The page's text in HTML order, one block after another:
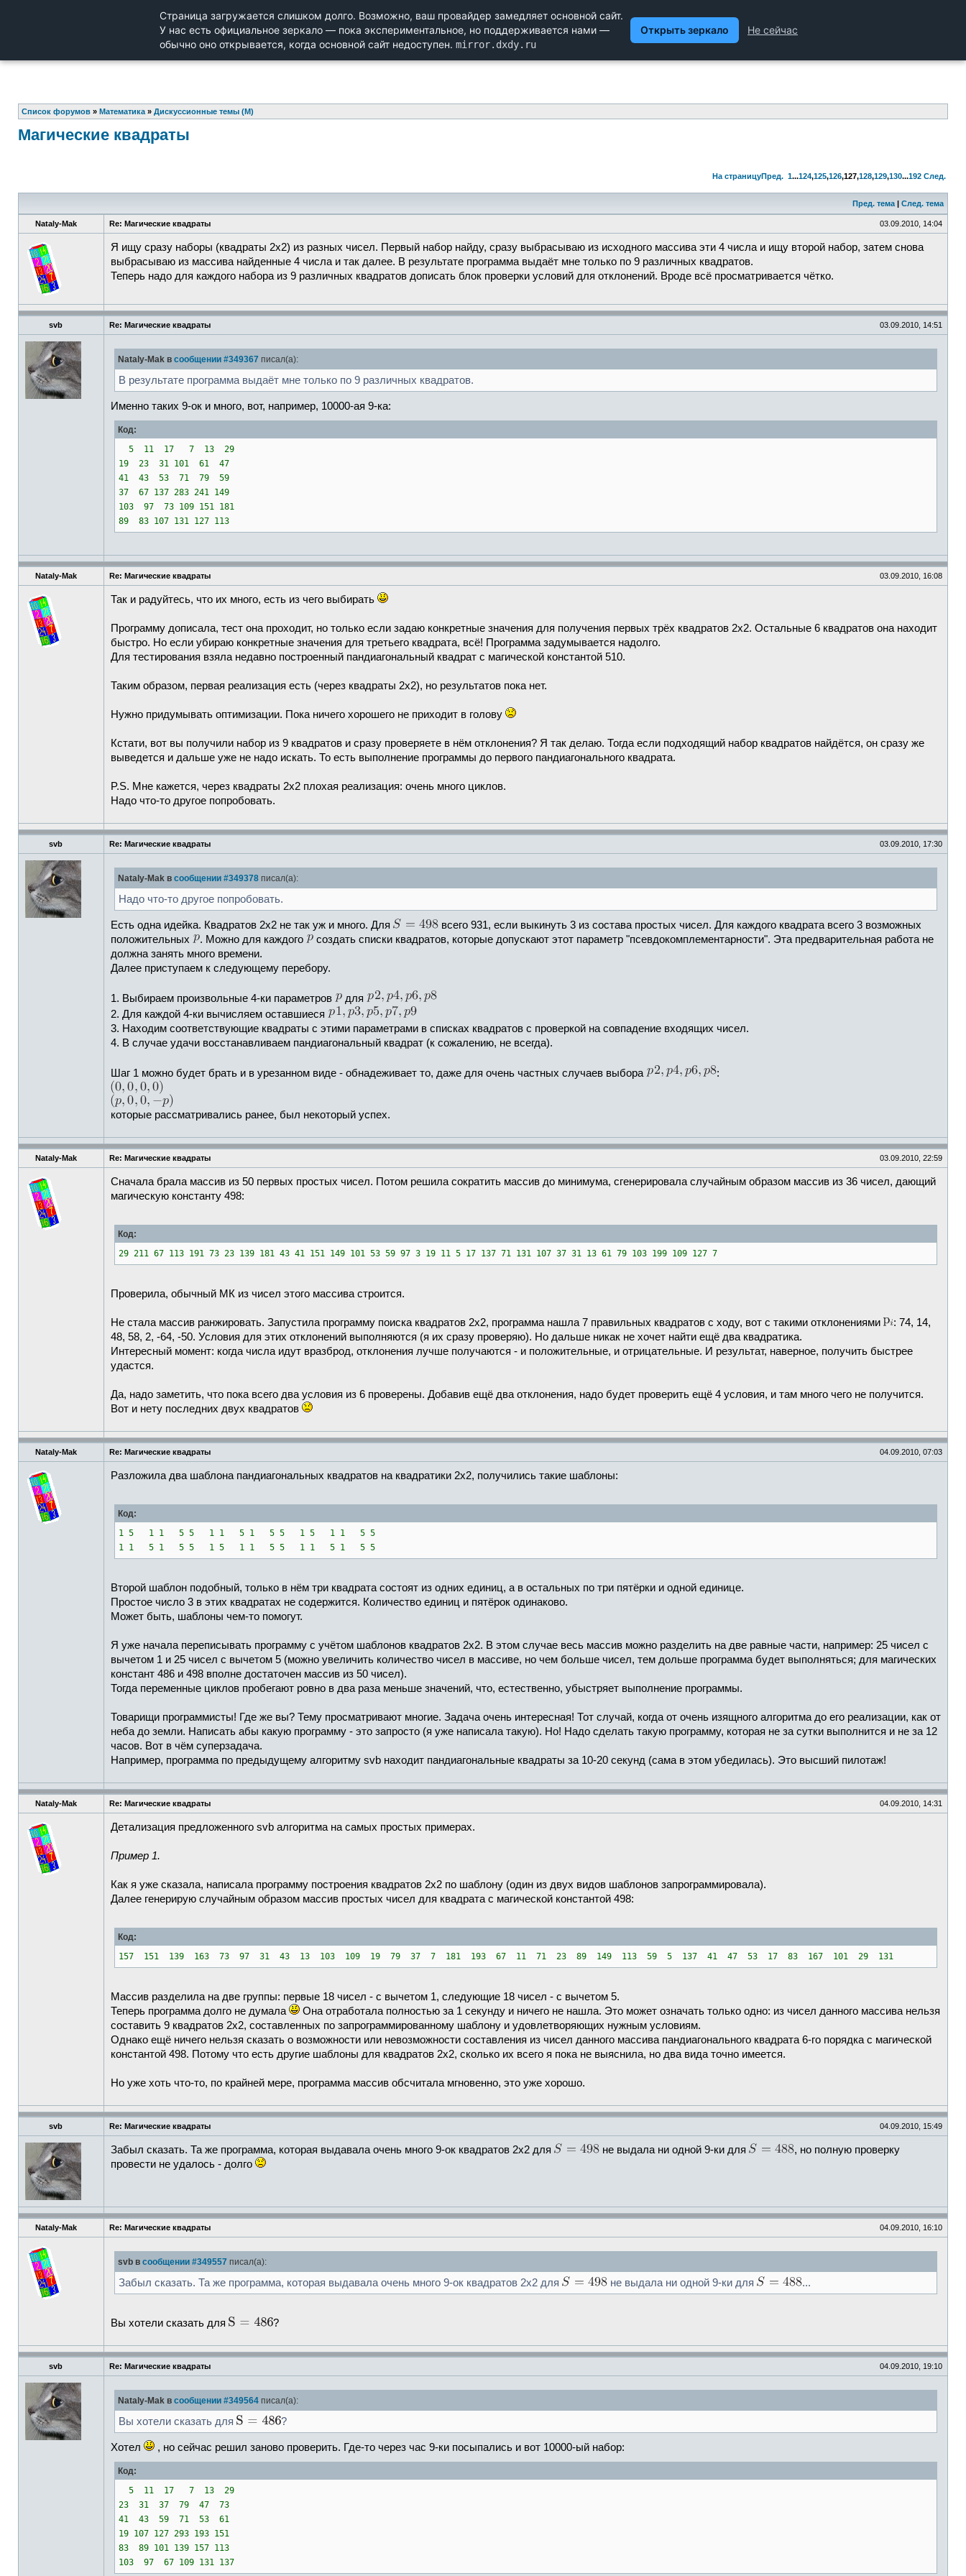
Научный форум dxdy
Математика, Физика, Computer Science, Machine Learning, LaTeX, Механика и Техника, Химия,
Биология и Медицина, Экономика и Финансовая Математика, Гуманитарные науки
Список форумов » Математика » Дискуссионные темы (М)
Магические квадраты
На страницуПред. 1...124,125,126,127,128,129,130...192 След.
Пред. тема | След. тема
Nataly-Mak Re: Магические квадраты 03.09.2010, 14:04
Я ищу сразу наборы (квадраты 2х2) из разных чисел. Первый набор найду, сразу выбрасываю из исходного массива эти 4 числа и ищу второй набор, затем снова
выбрасываю из массива найденные 4 числа и так далее. В результате программа выдаёт мне только по 9 различных квадратов.
Теперь надо для каждого набора из 9 различных квадратов дописать блок проверки условий для отклонений. Вроде всё просматривается чётко.
svb Re: Магические квадраты 03.09.2010, 14:51
Nataly-Mak в сообщении #349367 писал(а):
В результате программа выдаёт мне только по 9 различных квадратов.
Именно таких 9-ок и много, вот, например, 10000-ая 9-ка:
Код:
5 11 17 7 13 29
19 23 31 101 61 47
41 43 53 71 79 59
37 67 137 283 241 149
103 97 73 109 151 181
89 83 107 131 127 113
Nataly-Mak Re: Магические квадраты 03.09.2010, 16:08
Так и радуйтесь, что их много, есть из чего выбирать
Программу дописала, тест она проходит, но только если задаю конкретные значения для получения первых трёх квадратов 2х2. Остальные 6 квадратов она находит
быстро. Но если убираю конкретные значения для третьего квадрата, всё! Программа задумывается надолго.
Для тестирования взяла недавно построенный пандиагональный квадрат с магической константой 510.
Таким образом, первая реализация есть (через квадраты 2х2), но результатов пока нет.
Нужно придумывать оптимизации. Пока ничего хорошего не приходит в голову
Кстати, вот вы получили набор из 9 квадратов и сразу проверяете в нём отклонения? Я так делаю. Тогда если подходящий набор квадратов найдётся, он сразу же
выведется и дальше уже не надо искать. То есть выполнение программы до первого пандиагонального квадрата.
P.S. Мне кажется, через квадраты 2х2 плохая реализация: очень много циклов.
Надо что-то другое попробовать.
svb Re: Магические квадраты 03.09.2010, 17:30
Nataly-Mak в сообщении #349378 писал(а):
Надо что-то другое попробовать.
Есть одна идейка. Квадратов 2х2 не так уж и много. Для
всего 931, если выкинуть 3 из состава простых чисел. Для каждого квадрата всего 3 возможных
положительных
. Можно для каждого
создать списки квадратов, которые допускают этот параметр "псевдокомплементарности". Эта предварительная работа не
должна занять много времени.
Далее приступаем к следующему перебору.
1. Выбираем произвольные 4-ки параметров
для
2. Для каждой 4-ки вычисляем оставшиеся
3. Находим соответствующие квадраты с этими параметрами в списках квадратов с проверкой на совпадение входящих чисел.
4. В случае удачи восстанавливаем пандиагональный квадрат (к сожалению, не всегда).
Шаг 1 можно будет брать и в урезанном виде - обнадеживает то, даже для очень частных случаев выбора :
которые рассматривались ранее, был некоторый успех.
Nataly-Mak Re: Магические квадраты 03.09.2010, 22:59
Сначала брала массив из 50 первых простых чисел. Потом решила сократить массив до минимума, сгенерировала случайным образом массив из 36 чисел, дающий
магическую константу 498:
Код:
29 211 67 113 191 73 23 139 181 43 41 151 149 101 53 59 97 3 19 11 5 17 137 71 131 107 37 31 13 61 79 103 199 109 127 7
Проверила, обычный МК из чисел этого массива строится.
Не стала массив ранжировать. Запустила программу поиска квадратов 2х2, программа нашла 7 правильных квадратов с ходу, вот с такими отклонениями
: 74, 14,
48, 58, 2, -64, -50. Условия для этих отклонений выполняются (я их сразу проверяю). Но дальше никак не хочет найти ещё два квадратика.
Интересный момент: когда числа идут вразброд, отклонения лучше получаются - и положительные, и отрицательные. И результат, наверное, получить быстрее
удастся.
Да, надо заметить, что пока всего два условия из 6 проверены. Добавив ещё два отклонения, надо будет проверить ещё 4 условия, и там много чего не получится.
Вот и нету последних двух квадратов
Nataly-Mak Re: Магические квадраты 04.09.2010, 07:03
Разложила два шаблона пандиагональных квадратов на квадратики 2х2, получились такие шаблоны:
Код:
1 5 1 1 5 5 1 1 5 1 5 5 1 5 1 1 5 5
1 1 5 1 5 5 1 5 1 1 5 5 1 1 5 1 5 5
Второй шаблон подобный, только в нём три квадрата состоят из одних единиц, а в остальных по три пятёрки и одной единице.
Простое число 3 в этих квадратах не содержится. Количество единиц и пятёрок одинаково.
Может быть, шаблоны чем-то помогут.
Я уже начала переписывать программу с учётом шаблонов квадратов 2х2. В этом случае весь массив можно разделить на две равные части, например: 25 чисел с
вычетом 1 и 25 чисел с вычетом 5 (можно увеличить количество чисел в массиве, но чем больше чисел, тем дольше программа будет выполняться; для магических
констант 486 и 498 вполне достаточен массив из 50 чисел).
Тогда переменные циклов пробегают ровно в два раза меньше значений, что, естественно, убыстряет выполнение программы.
Товарищи программисты! Где же вы? Тему просматривают многие. Задача очень интересная! Тот случай, когда от очень изящного алгоритма до его реализации, как от
неба до земли. Написать абы какую программу - это запросто (я уже написала такую). Но! Надо сделать такую программу, которая не за сутки выполнится и не за 12
часов. Вот в чём суперзадача.
Например, программа по предыдущему алгоритму svb находит пандиагональные квадраты за 10-20 секунд (сама в этом убедилась). Это высший пилотаж!
Nataly-Mak Re: Магические квадраты 04.09.2010, 14:31
Детализация предложенного svb алгоритма на самых простых примерах.
Пример 1.
Как я уже сказала, написала программу построения квадратов 2х2 по шаблону (один из двух видов шаблонов запрограммировала).
Далее генерирую случайным образом массив простых чисел для квадрата с магической константой 498:
Код:
157 151 139 163 73 97 31 43 13 103 109 19 79 37 7 181 193 67 11 71 23 89 149 113 59 5 137 41 47 53 17 83 167 101 29 131
Массив разделила на две группы: первые 18 чисел - с вычетом 1, следующие 18 чисел - с вычетом 5.
Теперь программа долго не думала
Она отработала полностью за 1 секунду и ничего не нашла. Это может означать только одно: из чисел данного массива нельзя
составить 9 квадратов 2х2, составленных по запрограммированному шаблону и удовлетворяющих нужным условиям.
Однако ещё ничего нельзя сказать о возможности или невозможности составления из чисел данного массива пандиагонального квадрата 6-го порядка с магической
константой 498. Потому что есть другие шаблоны для квадратов 2х2, сколько их всего я пока не выяснила, но два вида точно имеется.
Но уже хоть что-то, по крайней мере, программа массив обсчитала мгновенно, это уже хорошо.
svb Re: Магические квадраты 04.09.2010, 15:49
Забыл сказать. Та же программа, которая выдавала очень много 9-ок квадратов 2х2 для не выдала ни одной 9-ки для
, но полную проверку
провести не удалось - долго
Nataly-Mak Re: Магические квадраты 04.09.2010, 16:10
svb в сообщении #349557 писал(а):
Забыл сказать. Та же программа, которая выдавала очень много 9-ок квадратов 2х2 для не выдала ни одной 9-ки для ...
Вы хотели сказать для ?
svb Re: Магические квадраты 04.09.2010, 19:10
Nataly-Mak в сообщении #349564 писал(а):
Вы хотели сказать для ?
Хотел , но сейчас решил заново проверить. Где-то через час 9-ки посыпались и вот 10000-ый набор:
Код:
5 11 17 7 13 29
23 31 37 79 47 73
41 43 59 71 53 61
19 107 127 293 193 151
83 89 101 139 157 113
103 97 67 109 131 137